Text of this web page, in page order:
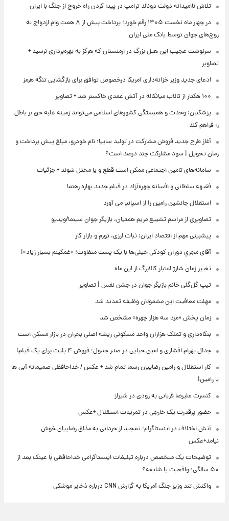
تلاش ناامیدانه‌ دولت دونالد ترامپ در پیدا کردن راه خروج از جنگ با ایران
در چهار ماه نخست ۱۴۰۵ رقم خورد؛ پرداخت بیش از ۸ همت وام ازدواج به
زوج‌های جوان توسط بانک ملی ایران
سرنوشت عجیب این هتل بزرگ در ارمنستان که هرگز به بهره‌برداری نرسید +
تصاویر
ادعای جدید وزیر خزانه‌داری آمریکا درخصوص توافق برای بازگشایی تنگه هرمز
۱۰۰ هکتار از تالاب میانکاله در آتش عمدی خاکستر شد + تصاویر
پزشکیان: وحدت و همبستگی کشورهای اسلامی می‌تواند زمینه غلبه حق بر باطل
را فراهم کند
آغاز طرح جدید فروش مشارکت در تولید سایپا؛ نام خودرو، مبلغ پیش پرداخت و
زمان تحویل | سود مشارکت چند درصد است؟
سامانه‌های تامین اجتماعی ممکن است قطع و یا مختل شوند + جزئیات
فقیهه سلطانی و افسانه چهره‌آزاد در فیلم جدید بهاره رهنما
استقلال جانشین رامین را از اسپانیا می آورد
تصاویری از مراسم تشییع مریم همتیان، بازیگر جوان سینما/ویدیو
پیشبینی مهم از اقتصاد ایران: ثبات ارزی، تورم و بازار کار
آقای مجریِ دوران کودکی خیلی‌ها با یک پست متفاوت؛ «غمگینم بسیار زیاد»!
تغییر زمان شارژ اعتبار کالابرگ از این ماه
تیپ گل‌گلی خانم بازیگر جوان در جشن نفس | تصاویر
مهلت معافیت این مشمولان وظیفه تمدید شد
زمان پخش «مرد سه هزار چهره» مشخص شد
بنگاه‌داری و تملک هزاران واحد مسکونی ریشه اصلی بحران در بازار مسکن است
جدال بهرام افشاری و امین حیایی در صدر جدول؛ فروش ۴ بلیت برای یک فیلم!
کار استقلال و رامین رضاییان رسما تمام شد + عکس / خداحافظی صمیمانه آبی ها
با رامین!
کنسرت علیرضا قربانی به زودی در شیراز
حضور پرقدرت یک خارجی در تمرینات استقلال +عکس
آتش اختلاف در اینستاگرام؛ تمجید از حردانی به مذاق رضاییان خوش
نیامد+عکس
توضیحات یک متخصص درباره تبلیغات اینستاگرامی خداحافظی با عینک بعد از
۵۰ سالگی؛ واقعیت یا شایعه؟
واکنش تند وزیر جنگ آمریکا به گزارش CNN درباره ذخایر موشکی